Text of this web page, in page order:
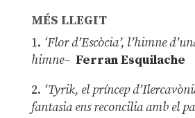
MÉS LLEGIT
1. ‘Flor d’Escòcia’, l’himne
himne– Ferran Esquilache
2. ‘Tyrik, el príncep
fantasia ens reconcilia amb el